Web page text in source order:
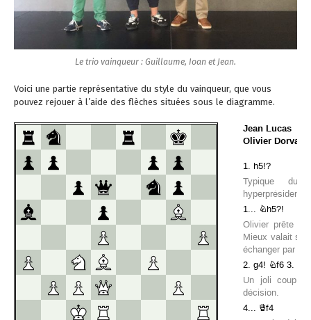
Le trio vainqueur : Guillaume, Ioan et Jean.
Voici une partie représentative du style du vainqueur, que vous
pouvez rejouer à l’aide des flèches situées sous le diagramme.